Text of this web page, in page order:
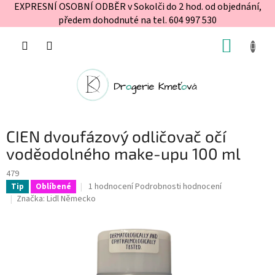
EXPRESNÍ OSOBNÍ ODBĚR v Sokolči do 2 hod. od objednání,
předem dohodnuté na tel. 604 997 530
CIEN dvoufázový odličovač očí
voděodolného make-upu 100 ml
479
Tip Oblíbené
Průměrné
hodnocení
5,0
1 hodnoceníPodrobnosti hodnocení
Značka: Lidl Německo